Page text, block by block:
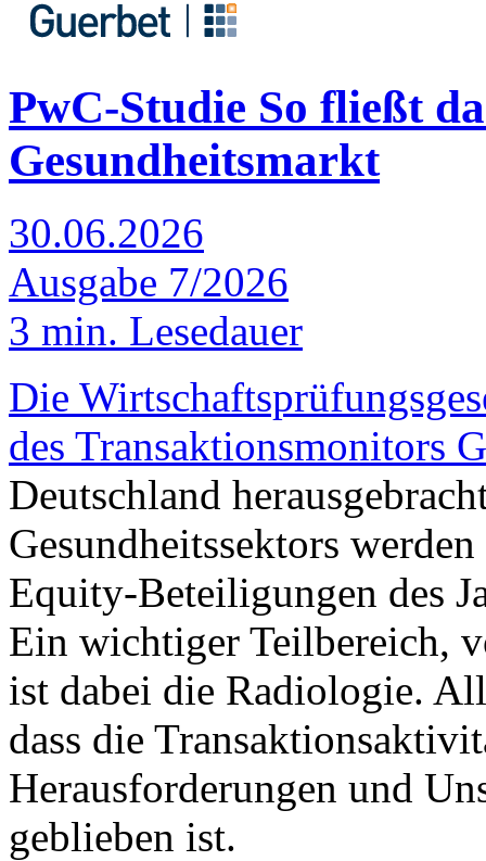
PwC-Studie So fließt
Gesundheitsmarkt
30.06.2026
Ausgabe 7/2026
3 min. Lesedauer
Die
des Transaktionsmonitors
Deutschland
Gesundheitssektors
Equity-Beteiligungen des
Ein wichtiger Teilbereich,
ist dabei die Radiologie.
dass die
Herausforderungen und
geblieben ist.